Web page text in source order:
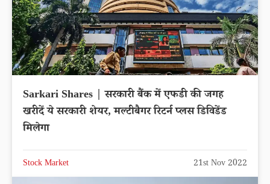
Sarkari Shares | सरकारी बैंक में एफडी की जगह
खरीदें ये सरकारी शेयर, मल्टीबैगर रिटर्न प्लस डिविडेंड
मिलेगा
Stock Market 21st Nov 2022